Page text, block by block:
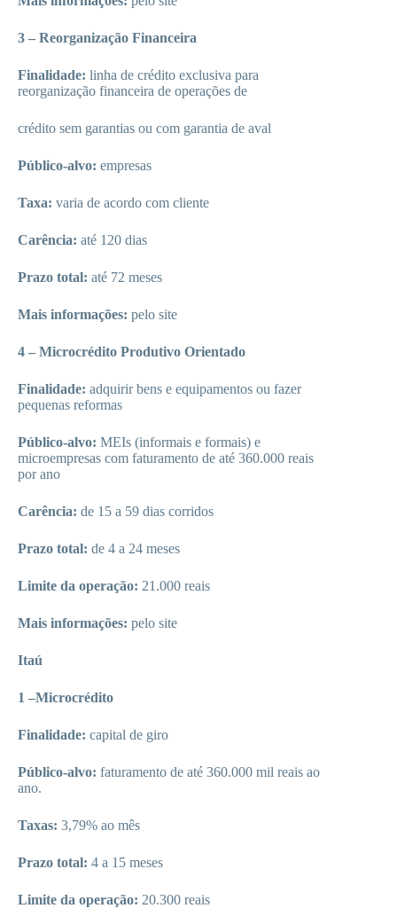
3 – Reorganização Financeira
Finalidade: linha de crédito exclusiva para
reorganização financeira de operações de
crédito sem garantias ou com garantia de aval
Público-alvo: empresas
Taxa: varia de acordo com cliente
Carência: até 120 dias
Prazo total: até 72 meses
Mais informações: pelo site
4 – Microcrédito Produtivo Orientado
Finalidade: adquirir bens e equipamentos ou fazer
pequenas reformas
Público-alvo: MEIs (informais e formais) e
microempresas com faturamento de até 360.000 reais
por ano
Carência: de 15 a 59 dias corridos
Prazo total: de 4 a 24 meses
Limite da operação: 21.000 reais
Mais informações: pelo site
Itaú
1 –Microcrédito
Finalidade: capital de giro
Público-alvo: faturamento de até 360.000 mil reais ao
ano.
Taxas: 3,79% ao mês
Prazo total: 4 a 15 meses
Limite da operação: 20.300 reais